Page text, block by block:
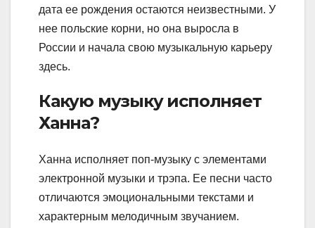
дата ее рождения остаются неизвестными. У
нее польские корни, но она выросла в
России и начала свою музыкальную карьеру
здесь.
Какую музыку исполняет
Ханна?
Ханна исполняет поп-музыку с элементами
электронной музыки и трэпа. Ее песни часто
отличаются эмоциональными текстами и
характерным мелодичным звучанием.